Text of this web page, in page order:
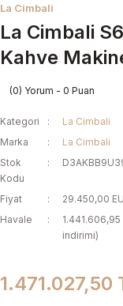
La Cimbali
La Cimbali
Kahve
(0) Yorum - 0 Puan
Kategori
La Cimbali
Marka
La Cimbali
Stok
Kodu
Fiyat
29.450,00
Havale
indirimi)
1.471.027,50